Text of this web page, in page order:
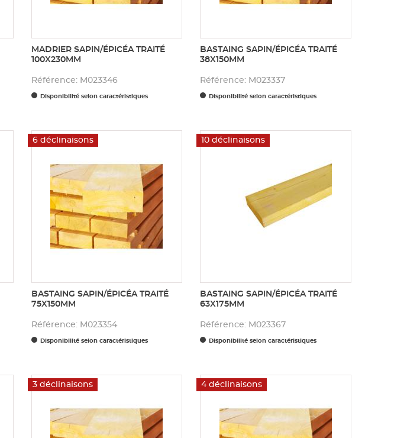
MADRIER SAPIN/ÉPICÉA TRAITÉ
100X230MM
Référence: M023346
Disponibilité selon caractéristiques
BASTAING SAPIN/ÉPICÉA TRAITÉ
38X150MM
Référence: M023337
Disponibilité selon caractéristiques
6 déclinaisons
BASTAING SAPIN/ÉPICÉA TRAITÉ
75X150MM
Référence: M023354
Disponibilité selon caractéristiques
10 déclinaisons
BASTAING SAPIN/ÉPICÉA TRAITÉ
63X175MM
Référence: M023367
Disponibilité selon caractéristiques
3 déclinaisons 4 déclinaisons